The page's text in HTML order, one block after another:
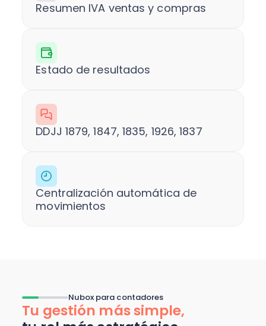
Resumen IVA ventas y compras
Estado de resultados
DDJJ 1879, 1847, 1835, 1926, 1837
Centralización automática de
movimientos
Nubox para contadores
Tu gestión más simple,